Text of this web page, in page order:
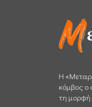
H
κόμβος ο
τη μορφή